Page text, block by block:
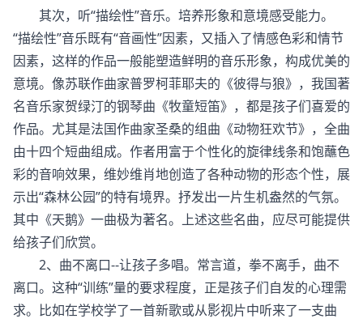
其次，听“描绘性”音乐。培养形象和意境感受能力。
“描绘性”音乐既有“音画性”因素，又插入了情感色彩和情节
因素，这样的作品一般能塑造鲜明的音乐形象，构成优美的
意境。像苏联作曲家普罗柯菲耶夫的《彼得与狼》，我国著
名音乐家贺绿汀的钢琴曲《牧童短笛》，都是孩子们喜爱的
作品。尤其是法国作曲家圣桑的组曲《动物狂欢节》，全曲
由十四个短曲组成。作者用富于个性化的旋律线条和饱蘸色
彩的音响效果，维妙维肖地创造了各种动物的形态个性，展
示出“森林公园”的特有境界。抒发出一片生机盎然的气氛。
其中《天鹅》一曲极为著名。上述这些名曲，应尽可能提供
给孩子们欣赏。
2、曲不离口--让孩子多唱。常言道，拳不离手，曲不
离口。这种“训练”量的要求程度，正是孩子们自发的心理需
求。比如在学校学了一首新歌或从影视片中听来了一支曲